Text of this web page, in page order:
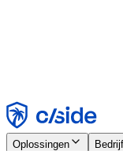
Weigeren
Oplossingen Bedrijf